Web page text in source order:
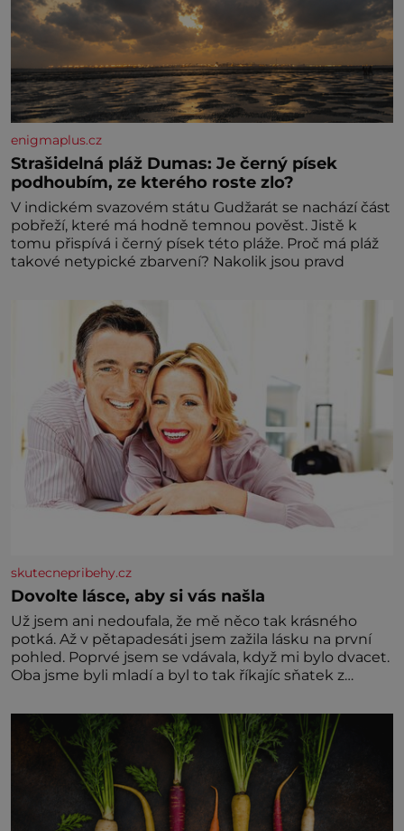
enigmaplus.cz
Strašidelná pláž Dumas: Je černý písek
podhoubím, ze kterého roste zlo?
V indickém svazovém státu Gudžarát se nachází část
pobřeží, které má hodně temnou pověst. Jistě k
tomu přispívá i černý písek této pláže. Proč má pláž
takové netypické zbarvení? Nakolik jsou pravd
skutecnepribehy.cz
Dovolte lásce, aby si vás našla
Už jsem ani nedoufala, že mě něco tak krásného
potká. Až v pětapadesáti jsem zažila lásku na první
pohled. Poprvé jsem se vdávala, když mi bylo dvacet.
Oba jsme byli mladí a byl to tak říkajíc sňatek z
zaopatřený mladý muž. Manželství nám oběma moc
nesvědčilo, brzy jsme zjistili, že